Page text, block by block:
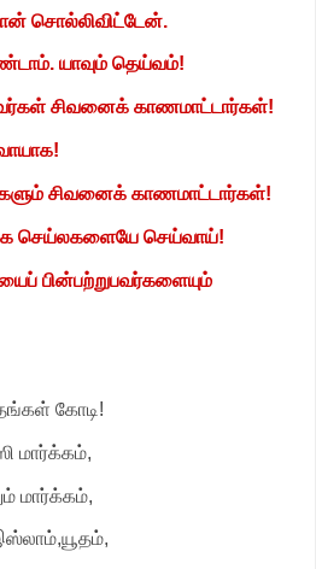
சொல்லிவிட்டேன்.
யாவும் தெய்வம்!
சிவனைக் காணமாட்டார்கள்!
சிவனைக் காணமாட்டார்கள்!
செய்லகளையே செய்வாய்!
பின்பற்றுபவர்களையும்
கோடி!
மார்க்கம்,
மார்க்கம்,